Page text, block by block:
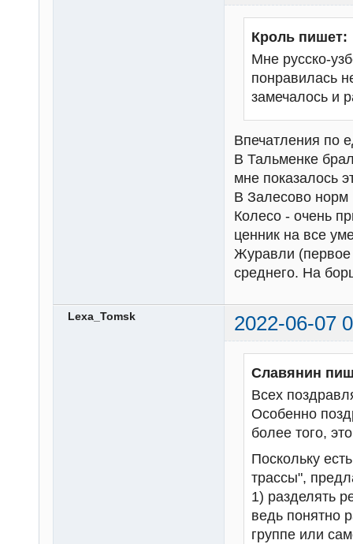
Кроль пишет:
Мне русско-
понравилась
замечалось и
Впечатления по
В Тальменке
мне показалось
В Залесово норм
Колесо - очень
ценник на все
Журавли (первое
среднего. На
Lexa_Tomsk 2022-06-07
Славянин
Всех
Особенно
более того,
Поскольку
трассы",
1) разделять
ведь понятно
группе или